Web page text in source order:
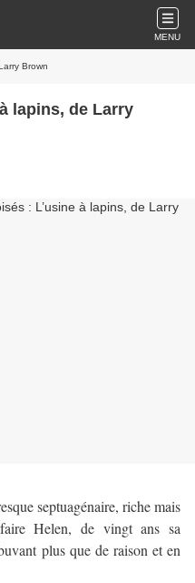
MENU
Brown
lapins, de Larry
septuagénaire, riche mais
Helen, de vingt ans sa
plus que de raison et en